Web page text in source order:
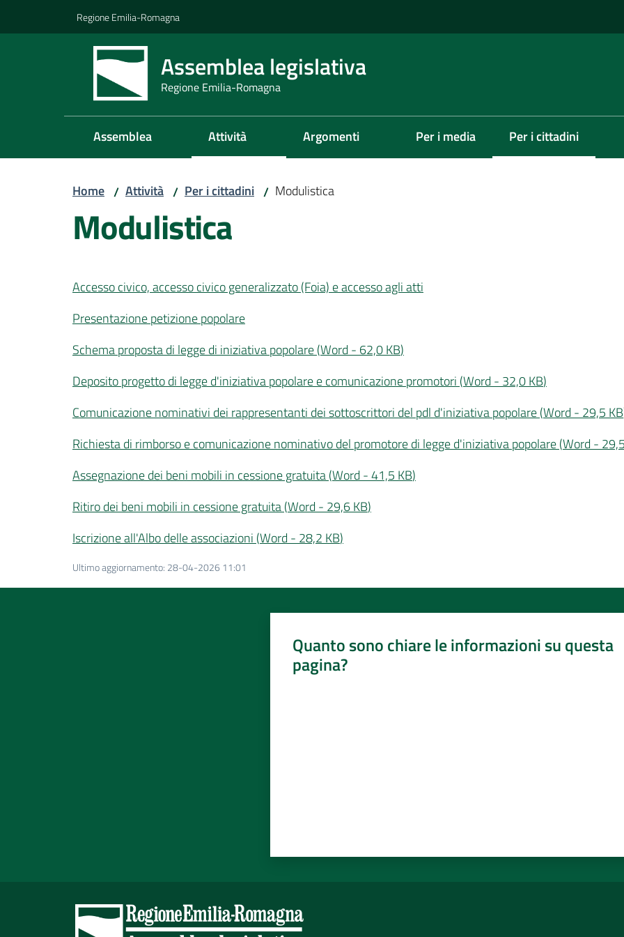
Regione Emilia-Romagna
Assemblea legislativa
Regione Emilia-Romagna
Assemblea Attività Argomenti Per i media Per i cittadini
Menu selezionato
Home / Attività / Per i cittadini / Modulistica
Modulistica
Accesso civico, accesso civico generalizzato (Foia) e accesso agli atti
Presentazione petizione popolare
Schema proposta di legge di iniziativa popolare(Word - 62,0 KB)
Deposito progetto di legge d'iniziativa popolare e comunicazione promotori (Word - 32,0 KB)
Comunicazione nominativi dei rappresentanti dei sottoscrittori del pdl d'iniziativa popolare(Word - 29,5 KB
Richiesta di rimborso e comunicazione nominativo del promotore di legge d'iniziativa popolare(Word -
Assegnazione dei beni mobili in cessione gratuita(Word -41,5 KB)
Ritiro dei beni mobili in cessione gratuita(Word - 29,6 KB)
Iscrizione all'Albo delle associazioni (Word - 28,2 KB)
Ultimo aggiornamento: 28-04-2026 11:01
Quanto sono chiare le informazioni su questa
pagina?